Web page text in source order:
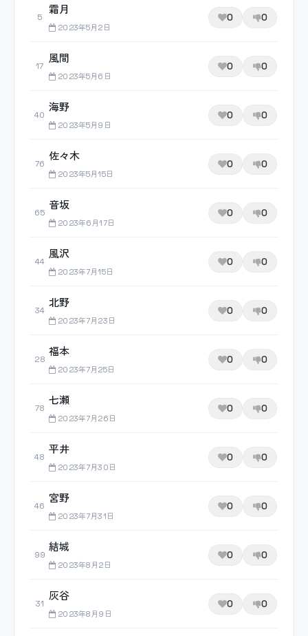
5
霜月
2023年5月2日
0 0
17
風間
2023年5月6日
0 0
40
海野
2023年5月9日
0 0
76
佐々木
2023年5月15日
0 0
65
音坂
2023年6月17日
0 0
44
風沢
2023年7月15日
0 0
34
北野
2023年7月23日
0 0
28
福本
2023年7月25日
0 0
78
七瀬
2023年7月26日
0 0
48
平井
2023年7月30日
0 0
46
宮野
2023年7月31日
0 0
99
結城
2023年8月2日
0 0
31
灰谷
2023年8月9日
0 0